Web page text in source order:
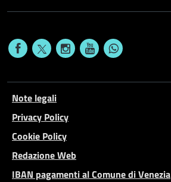
Note legali
Privacy Policy
Cookie Policy
Redazione Web
IBAN pagamenti al Comune di Venezia